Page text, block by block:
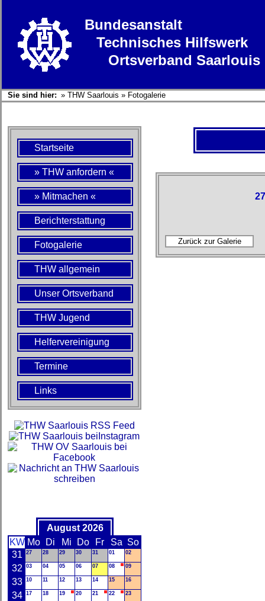
Bundesanstalt
Technisches Hilfswerk
Ortsverband Saarlouis
Sie sind hier: » THW Saarlouis » Fotogalerie
Startseite
» THW anfordern «
» Mitmachen «
Berichterstattung
Fotogalerie
THW allgemein
Unser Ortsverband
THW Jugend
Helfervereinigung
Termine
Links
August 2026
KW Mo Di Mi Do Fr Sa So
31
27 28 29 30 31 01 02
32 03 04 05 06 07 08 09
33 10 11 12 13 14 15 16
34 17 18 19 20 21 22 23